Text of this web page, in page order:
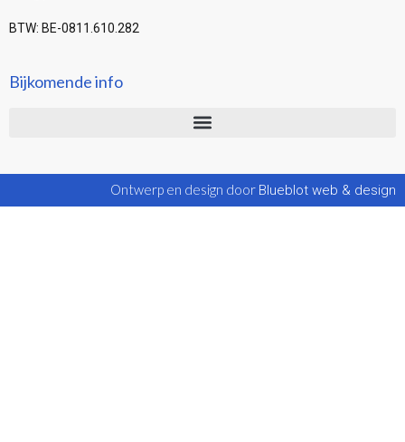
BTW: BE-0811.610.282
Bijkomende info
Ontwerp en design door Blueblot web & design